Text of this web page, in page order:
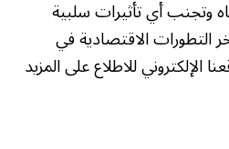
وتجنب أي تأثيرات سلبية
التطورات الاقتصادية في
الإلكتروني للاطلاع على المزيد